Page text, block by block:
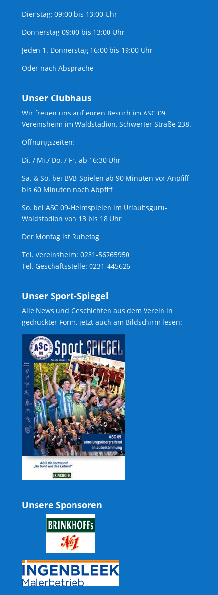
Dienstag: 09:00 bis 13:00 Uhr
Donnerstag 09:00 bis 13:00 Uhr
Jeden 1. Donnerstag 16:00 bis 19:00 Uhr
Oder nach Absprache
Unser Clubhaus
Wir freuen uns auf euren Besuch im ASC 09-
Vereinsheim im Waldstadion, Schwerter Straße 238.
Öffnungszeiten:
Di. / Mi./ Do. / Fr. ab 16:30 Uhr
Sa. & So. bei BVB-Spielen ab 90 Minuten vor Anpfiff
bis 60 Minuten nach Abpfiff
So. bei ASC 09-Heimspielen im Urlaubsguru-
Waldstadion von 13 bis 18 Uhr
Der Montag ist Ruhetag
Tel. Vereinsheim: 0231-56765950
Tel. Geschäftsstelle: 0231-445626
Unser Sport-Spiegel
Alle News und Geschichten aus dem Verein in
gedruckter Form, jetzt auch am Bildschirm lesen:
Unsere Sponsoren